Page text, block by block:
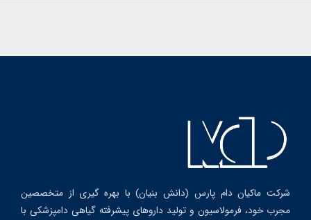
شرکت ماکیان دام پارس (دانش بنیان) با بهره گیری از متخصصین
مجرب خود، فرمولاسیون و تولید داروهای پیشرفته گیاهی دامپزشکی با